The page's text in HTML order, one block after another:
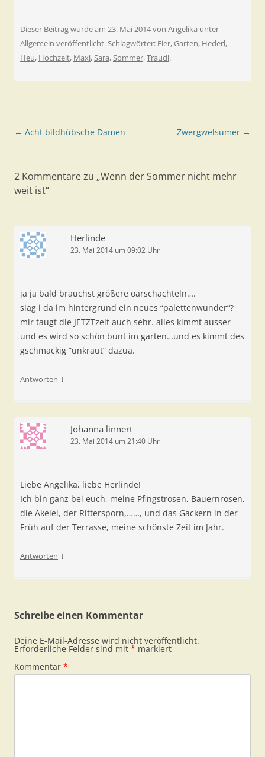
Dieser Beitrag wurde am 23. Mai 2014von Angelika unter
Allgemein veröffentlicht. Schlagwörter: Eier, Garten, Hederl,
Heu, Hochzeit, Maxi,Sara,Sommer,Traudl.
Beitragsnavigation
← Acht bildhübsche Damen Zwergwelsumer →
2 Kommentare zu „Wenn der Sommer nicht mehr
weit ist“
Herlinde
23. Mai 2014 um 09:02 Uhr
ja ja bald brauchst größere oarschachteln….
siag i da im hintergrund ein neues “palettenwunder”?
mir taugt die JETZTzeit auch sehr. alles kimmt ausser
und es wird so schön bunt im garten…und es kimmt des
gschmackig “unkraut” dazua.
Antworten ↓
Johanna linnert
23. Mai 2014 um 21:40 Uhr
Liebe Angelika, liebe Herlinde!
Ich bin ganz bei euch, meine Pfingstrosen, Bauernrosen,
die Akelei, der Rittersporn,……, und das Gackern in der
Früh auf der Terrasse, meine schönste Zeit im Jahr.
Antworten ↓
Schreibe einen Kommentar
Deine E-Mail-Adresse wird nicht veröffentlicht.
Erforderliche Felder sind mit * markiert
Kommentar *